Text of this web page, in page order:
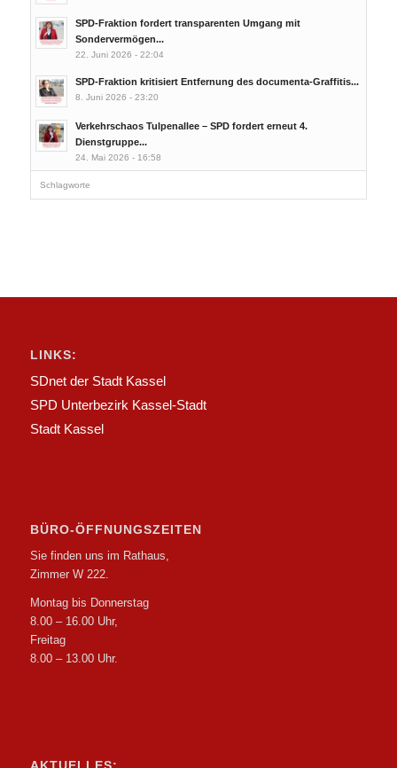
SPD-Fraktion fordert transparenten Umgang mit
Sondervermögen...
22. Juni 2026 - 22:04
SPD-Fraktion kritisiert Entfernung des documenta-Graffitis...
8. Juni 2026 - 23:20
Verkehrschaos Tulpenallee – SPD fordert erneut 4.
Dienstgruppe...
24. Mai 2026 - 16:58
Schlagworte
LINKS:
SDnet der Stadt Kassel
SPD Unterbezirk Kassel-Stadt
Stadt Kassel
BÜRO-ÖFFNUNGSZEITEN
Sie finden uns im Rathaus,
Zimmer W 222.
Montag bis Donnerstag
8.00 – 16.00 Uhr,
Freitag
8.00 – 13.00 Uhr.